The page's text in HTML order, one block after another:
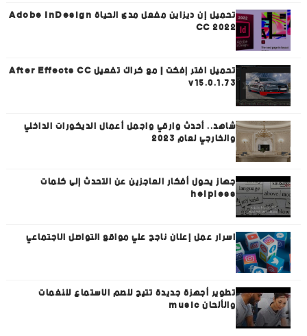
تحميل إن ديزاين مفعل مدى الحياة Adobe InDesign
CC 2022
تحميل افتر إفكت | مع كراك تفعيل After Effects CC
v15.0.1.73
شاهد.. أحدث وارقي واجمل أعمال الديكورات الداخلي
والخارجي لعام 2023
جهاز يحول أفكار العاجزين عن التحدث إلى كلمات
helpless
اسرار عمل إعلان ناجح علي مواقع التواصل الاجتماعي
تطوير أجهزة جديدة تتيح للصم الاستماع للنغمات
والألحان music